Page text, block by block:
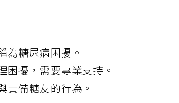
為糖尿病困擾。
擾，需要專業支持。
責備糖友的行為。